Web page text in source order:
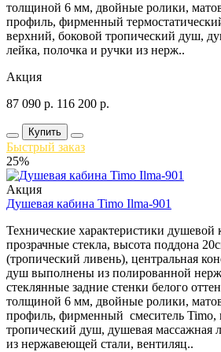
толщиной 6 мм, двойные ролики,
профиль, фирменный
верхний, боковой тропический душ,
лейка, полочка и ручки из нерж..
Акция
87 090 р. 116 200 р.
Купить
Быстрый заказ
25%
Акция
Душевая кабина Timo Ilma-901
Технические характеристики
прозрачные стекла, высота поддона
(тропический ливень), центральная
душ выполнены из полированной
стеклянные задние стенки белого
толщиной 6 мм, двойные ролики,
профиль, фирменный смеситель Timo,
тропический душ, душевая массажная
из нержавеющей стали, вентиляц..